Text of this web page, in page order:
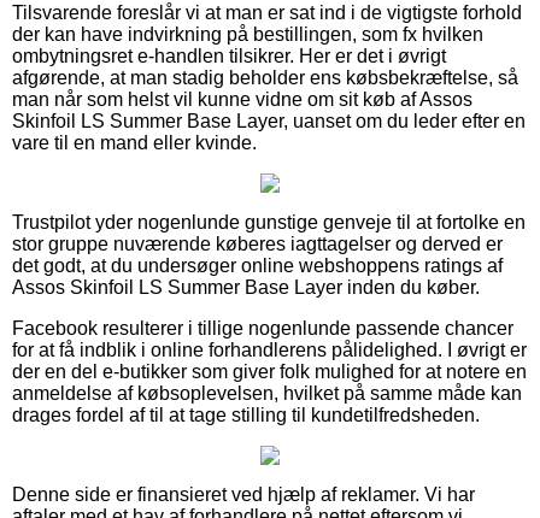
Tilsvarende foreslår vi at man er sat ind i de vigtigste forhold
der kan have indvirkning på bestillingen, som fx hvilken
ombytningsret e-handlen tilsikrer. Her er det i øvrigt
afgørende, at man stadig beholder ens købsbekræftelse, så
man når som helst vil kunne vidne om sit køb af Assos
Skinfoil LS Summer Base Layer, uanset om du leder efter en
vare til en mand eller kvinde.
Trustpilot yder nogenlunde gunstige genveje til at fortolke en
stor gruppe nuværende køberes iagttagelser og derved er
det godt, at du undersøger online webshoppens ratings af
Assos Skinfoil LS Summer Base Layer inden du køber.
Facebook resulterer i tillige nogenlunde passende chancer
for at få indblik i online forhandlerens pålidelighed. I øvrigt er
der en del e-butikker som giver folk mulighed for at notere en
anmeldelse af købsoplevelsen, hvilket på samme måde kan
drages fordel af til at tage stilling til kundetilfredsheden.
Denne side er finansieret ved hjælp af reklamer. Vi har